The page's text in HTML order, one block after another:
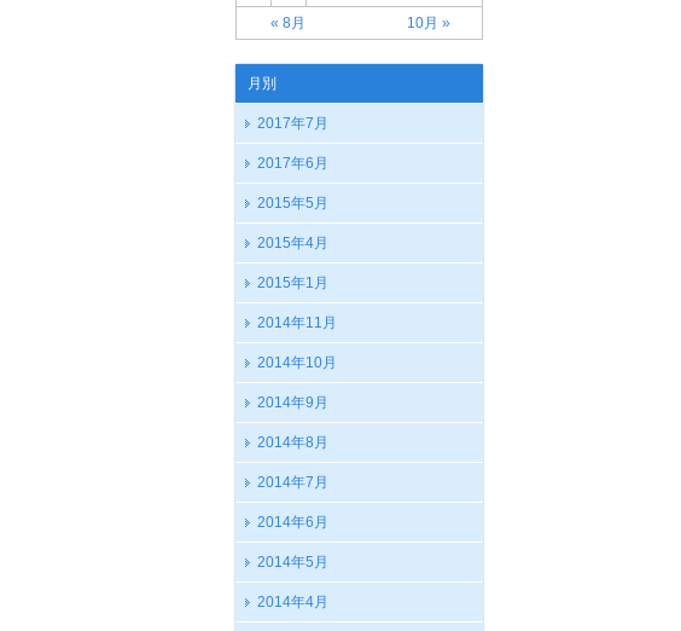
« 8月 10月 »
月別
2017年7月
2017年6月
2015年5月
2015年4月
2015年1月
2014年11月
2014年10月
2014年9月
2014年8月
2014年7月
2014年6月
2014年5月
2014年4月